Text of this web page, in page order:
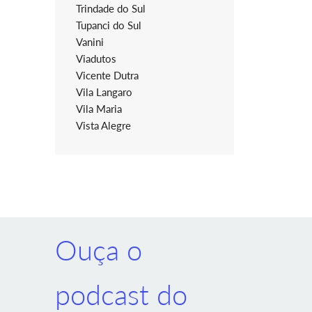
Trindade do Sul
Tupanci do Sul
Vanini
Viadutos
Vicente Dutra
Vila Langaro
Vila Maria
Vista Alegre
Ouça o
podcast do